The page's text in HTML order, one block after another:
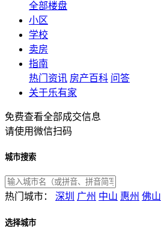
全部楼盘
小区
学校
卖房
指南
热门资讯 房产百科 问答
关于乐有家
免费查看全部成交信息
请使用微信扫码
城市搜索
热门城市： 深圳 广州 中山 惠州 佛山
选择城市